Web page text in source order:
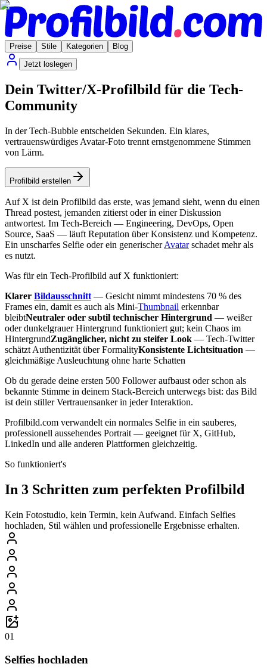
Preise Stile Kategorien
Blog
Jetzt loslegen
Dein Twitter/X-Profilbild für die Tech-
Community
In der Tech-Bubble entscheiden Sekunden. Ein klares,
vertrauenswürdiges Avatar-Foto trennt ernstgenommene Stimmen
von Lärm.
Profilbild erstellen
Auf X ist dein Profilbild das erste, was jemand sieht, wenn du einen
Thread postest, jemanden zitierst oder in einer Diskussion
antwortest. Im Tech-Bereich — Engineering, DevOps, Open
Source, SaaS — läuft Reputation über Konsistenz und Kompetenz.
Ein unscharfes Selfie oder ein generischerAvatarschadet mehr als
es nutzt.
Was für ein Tech-Profilbild auf X funktioniert:
Klarer Bildausschnitt — Gesicht nimmt mindestens 70 % des
Frames ein, damit es auch als Mini-Thumbnail erkennbar
bleibtNeutraler oder subtil technischer Hintergrund — weißer
oder dunkelgrauer Hintergrund funktioniert gut; kein Chaos im
HintergrundZugänglicher, nicht zu steifer Look — Tech-Twitter
schätzt Authentizität über FormalityKonsistente Lichtsituation —
gleichmäßige Ausleuchtung ohne harte Schatten
Ob du gerade deine ersten 500 Follower aufbaust oder schon als
bekannte Stimme in deinem Stack-Bereich unterwegs bist: das Bild
ist dein stiller Vertrauensanker in jeder Interaktion.
Profilbild.com verwandelt ein normales Selfie in ein sauberes,
professionell aussehendes Portrait — geeignet für X, GitHub,
LinkedIn und alle anderen Plattformen gleichzeitig.
So funktioniert's
In 3 Schritten zum perfekten Profilbild
Kein Fotostudio, kein Termin, kein Aufwand. Einfach Selfies
hochladen, Stil wählen und professionelle Ergebnisse erhalten.
01
Selfies hochladen